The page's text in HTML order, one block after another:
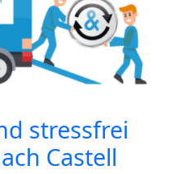
stressfrei
Castell